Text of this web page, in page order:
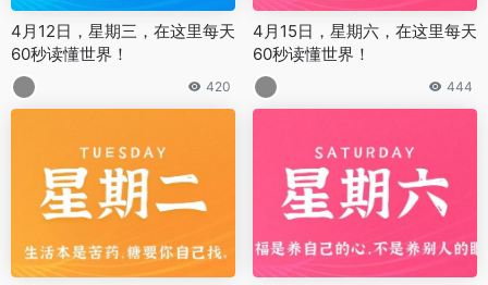
4月12日，星期三，在这里每天
60秒读懂世界！
420
4月15日，星期六，在这里每天
60秒读懂世界！
444